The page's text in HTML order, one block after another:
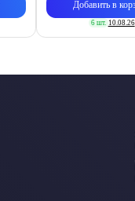
Добавить в
6 шт. 10.08.26